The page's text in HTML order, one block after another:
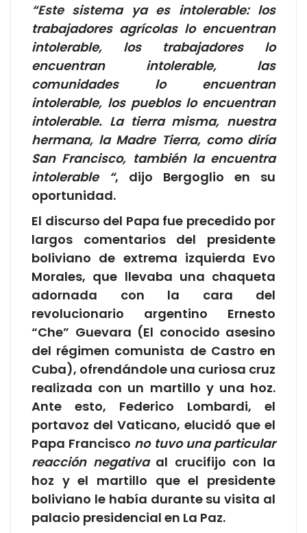
“Este sistema ya es intolerable: los
trabajadores agrícolas lo encuentran
intolerable, los trabajadores lo
encuentran intolerable, las
comunidades lo encuentran
intolerable, los pueblos lo encuentran
intolerable. La tierra misma, nuestra
hermana, la Madre Tierra, como diría
San Francisco, también la encuentra
intolerable “, dijo Bergoglio en su
oportunidad.
El discurso del Papa fue precedido por
largos comentarios del presidente
boliviano de extrema izquierda Evo
Morales, que llevaba una chaqueta
adornada con la cara del
revolucionario argentino Ernesto
“Che” Guevara (El conocido asesino
del régimen comunista de Castro en
Cuba), ofrendándole una curiosa cruz
realizada con un martillo y una hoz.
Ante esto, Federico Lombardi, el
portavoz del Vaticano, elucidó que el
Papa Francisco no tuvo una particular
reacción negativaal crucifijo con la
hoz y el martillo que el presidente
boliviano le había durante su visita al
palacio presidencial en La Paz.